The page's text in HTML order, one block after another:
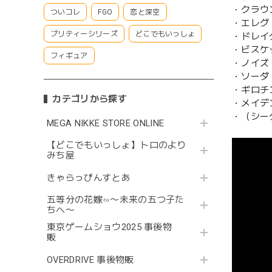
ついコレ FGO 恋と深空
プリティーシリーズ どこでもいっしょ
フィギュア
カテゴリから探す
MEGA NIKKE STORE ONLINE
【どこでもいっしょ】トロのより
みち屋
きゃらっぴんすとあ
五等分の花嫁∽〜未来の五つ子た
ちへ〜
東京ゲームショウ2025 事後物
販
OVERDRIVE 事後物販
・クラウ
・エレグ
・ドレイ
・ビスケ
・ノイズ
・ソーダ
・ギロチ
・メイデ
・（シー